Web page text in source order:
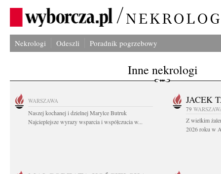
Nekrologi Odeszli Poradnik pogrzebowy
Inne nekrologi
WARSZAWA
Naszej kochanej i dzielnej Marylce Butruk
Najcieplejsze wyrazy wsparcia i współczucia w...
JACEK
79
Z wielkim
2026 roku w